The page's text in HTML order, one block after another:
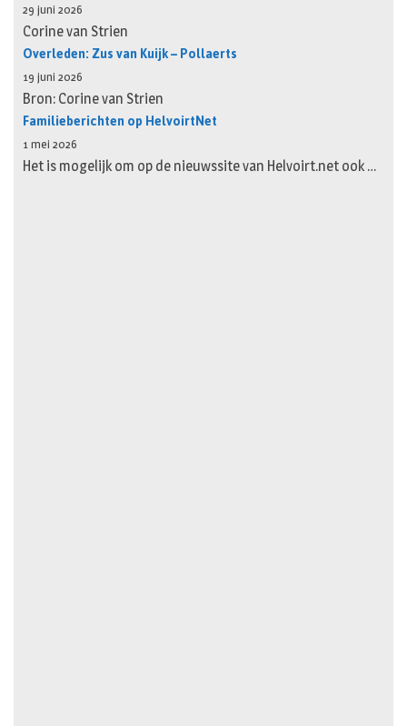
29 juni 2026
Corine van Strien
Overleden: Zus van Kuijk – Pollaerts
19 juni 2026
Bron: Corine van Strien
Familieberichten op HelvoirtNet
1 mei 2026
Het is mogelijk om op de nieuwssite van Helvoirt.net ook …